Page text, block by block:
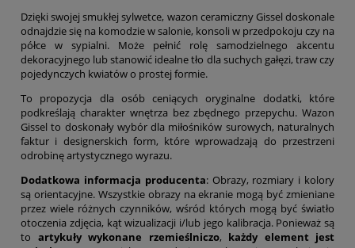
Dzięki swojej smukłej sylwetce, wazon ceramiczny Gissel doskonale
odnajdzie się na komodzie w salonie, konsoli w przedpokoju czy na
półce w sypialni. Może pełnić rolę samodzielnego akcentu
dekoracyjnego lub stanowić idealne tło dla suchych gałęzi, traw czy
pojedynczych kwiatów o prostej formie.
To propozycja dla osób ceniących oryginalne dodatki, które
podkreślają charakter wnętrza bez zbędnego przepychu. Wazon
Gissel to doskonały wybór dla miłośników surowych, naturalnych
faktur i designerskich form, które wprowadzają do przestrzeni
odrobinę artystycznego wyrazu.
Dodatkowa informacja producenta: Obrazy, rozmiary i kolory
są orientacyjne. Wszystkie obrazy na ekranie mogą być zmieniane
przez wiele różnych czynników, wśród których mogą być światło
otoczenia zdjęcia, kąt wizualizacji i/lub jego kalibracja. Ponieważ są
to artykuły wykonane rzemieślniczo, każdy element jest